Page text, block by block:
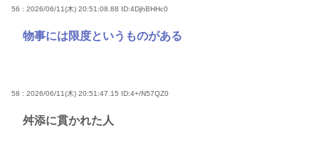
56 : 2026/06/11(木) 20:51:08.88 ID:4DjhBHHc0
物事には限度というものがある
58 : 2026/06/11(木) 20:51:47.15 ID:4+/N57QZ0
舛添に貫かれた人